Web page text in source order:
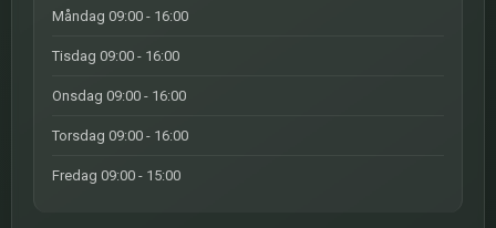
Måndag 09:00 - 16:00
Tisdag 09:00 - 16:00
Onsdag 09:00 - 16:00
Torsdag 09:00 - 16:00
Fredag 09:00 - 15:00